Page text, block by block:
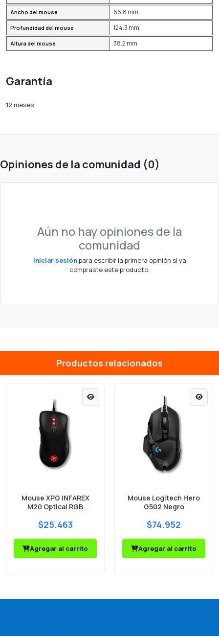
Ancho del mouse 66.8 mm
Profundidad del mouse 124.3 mm
Altura del mouse 38.2 mm
Garantía
12 meses
Opiniones de la comunidad (0)
Aún no hay opiniones de la
comunidad
Iniciar sesiónpara escribir la primera opinión si ya
compraste este producto.
Productos relacionados
Mouse XPG INFAREX
M20 Optical RGB
$25.463
Agregar al carrito
Mouse Logitech Hero
G502 Negro
$74.952
Agregar al carrito